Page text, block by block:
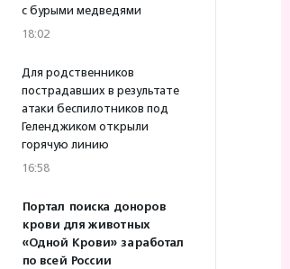
с бурыми медведями
18:02
Для родственников
пострадавших в результате
атаки беспилотников под
Геленджиком открыли
горячую линию
16:58
Портал поиска доноров
крови для животных
«Одной Крови» заработал
по всей России